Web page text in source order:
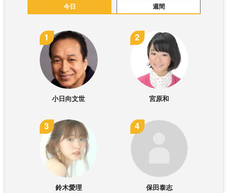
今日 週間
小日向文世 宮原和
鈴木愛理 保田泰志